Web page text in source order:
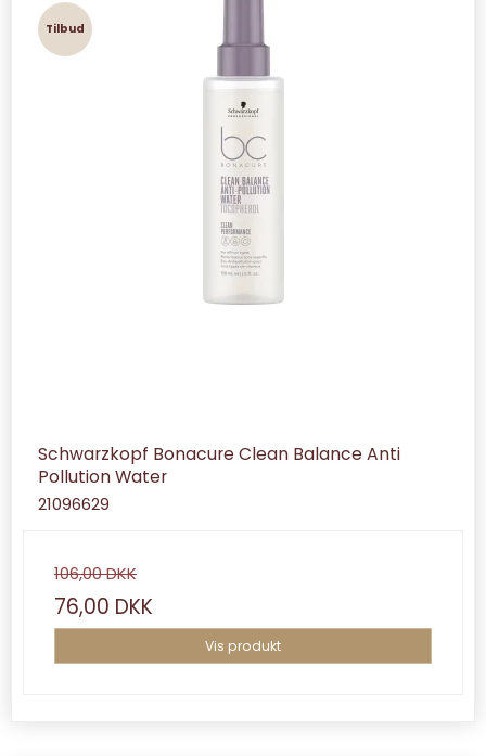
Tilbud
Schwarzkopf Bonacure Clean Balance Anti
Pollution Water
21096629
106,00 DKK
76,00 DKK
Vis produkt